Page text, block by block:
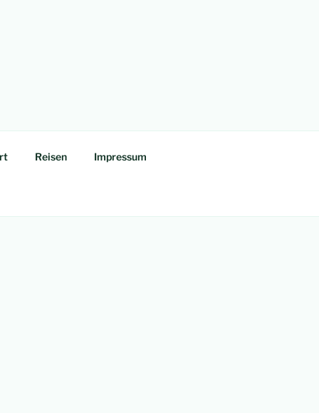
Reisen Impressum